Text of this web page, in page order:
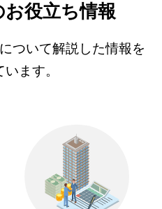
役立ち情報
ついて解説した情報を
ます。